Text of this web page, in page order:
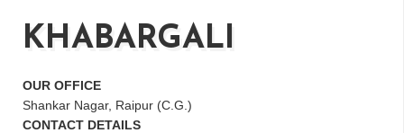
KHABARGALI
OUR OFFICE
Shankar Nagar, Raipur (C.G.)
CONTACT DETAILS